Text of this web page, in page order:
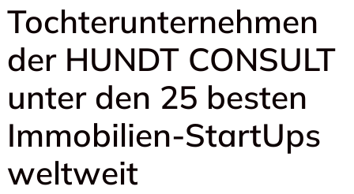
Tochterunternehmen
der HUNDT CONSULT
unter den 25 besten
Immobilien-StartUps
weltweit